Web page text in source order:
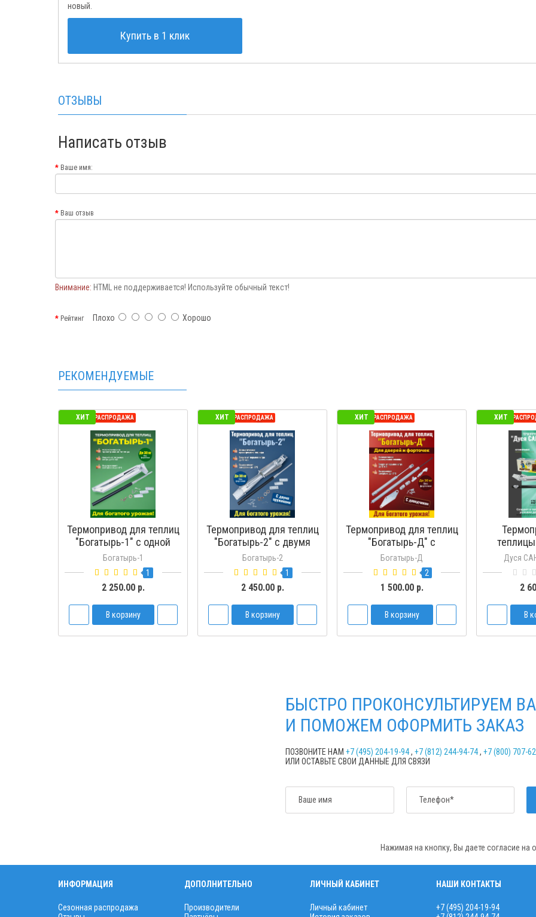
новый.
Купить в 1 клик
ОТЗЫВЫ
Написать отзыв
Ваше имя:
Ваш отзыв
Внимание: HTML не поддерживается! Используйте обычный текст!
РейтингПлохо Хорошо
РЕКОМЕНДУЕМЫЕ
ХИТ
СЕЗОННАЯ РАСПРОДАЖА
Термопривод для теплиц
"Богатырь-1" с одной
пружиной
Богатырь-1
1
2 250.00 р.
В корзину
ХИТ
СЕЗОННАЯ РАСПРОДАЖА
Термопривод для теплиц
"Богатырь-2" с двумя
пружинами
Богатырь-2
1
2 450.00 р.
В корзину
ХИТ
СЕЗОННАЯ РАСПРОДАЖА
Термопривод для теплиц
"Богатырь-Д" с
доводчиком
Богатырь-Д
2
1 500.00 р.
В корзину
ХИТ
СЕЗОННАЯ
Дуся
2
В
БЫСТРО ПРОКОНСУЛЬТИРУЕМ
И ПОМОЖЕМ ОФОРМИТЬ ЗАКАЗ
ПОЗВОНИТЕ НАМ +7 (495) 204-19-94, +7 (812) 244-94-74, +7 (800) 707-
ИЛИ ОСТАВЬТЕ СВОИ ДАННЫЕ ДЛЯ СВЯЗИ
Ваше имя Телефон*
Нажимая на кнопку, Вы даете согласие на
ИНФОРМАЦИЯ
Сезонная распродажа
ДОПОЛНИТЕЛЬНО
Производители
ЛИЧНЫЙ КАБИНЕТ
Личный кабинет
НАШИ КОНТАКТЫ
+7 (495) 204-19-94